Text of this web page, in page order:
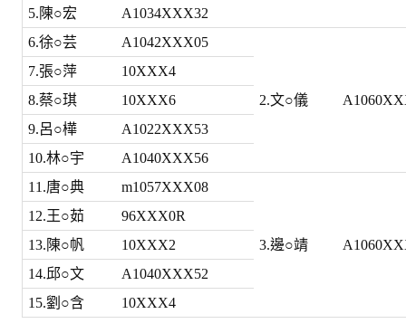
5.陳○宏
A1034XXX32
6.徐○芸
A1042XXX05
2.文○儀
7.張○萍
10XXX4
8.蔡○琪
10XXX6
9.呂○樺
A1022XXX53
10.林○宇
A1040XXX56
11.唐○典
m1057XXX08
3.邊○靖
12.王○茹
96XXX0R
13.陳○帆
10XXX2
14.邱○文
A1040XXX52
15.劉○含
10XXX4